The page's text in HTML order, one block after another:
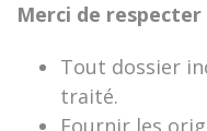
Merci de
Tout dossier
traité.